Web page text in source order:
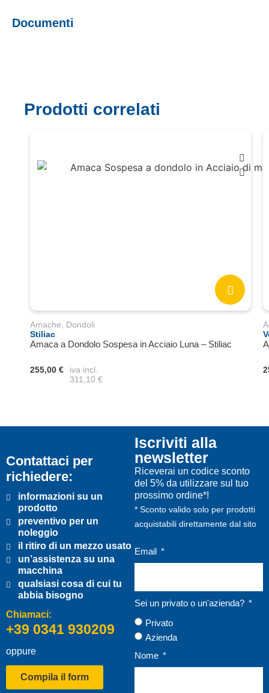
Documenti
Prodotti correlati
Amache, Dondoli
Stiliac
Amaca a Dondolo Sospesa in Acciaio Luna – Stiliac
255,00 €
iva incl.
311,10 €
Contattaci per
richiedere:
informazioni su un
prodotto
preventivo per un
noleggio
il ritiro di un mezzo usato
un’assistenza su una
macchina
qualsiasi cosa di cui tu
abbia bisogno
Chiamaci:
+39 0341 930209
oppure
Compila il form
Iscriviti alla
newsletter
Riceverai un codice sconto
del 5% da utilizzare sul tuo
prossimo ordine*!
* Sconto valido solo per prodotti
acquistabili direttamente dal sito
Email
Sei un privato o un'azienda?
Privato
Azienda
Nome